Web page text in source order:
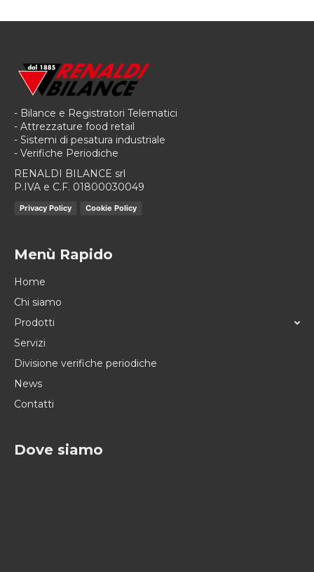
- Bilance e Registratori Telematici
- Attrezzature food retail
- Sistemi di pesatura industriale
- Verifiche Periodiche
RENALDI BILANCE srl
P.IVA e C.F. 01800030049
Privacy Policy Cookie Policy
Menù Rapido
Home
Chi siamo
Prodotti
Servizi
Divisione verifiche periodiche
News
Contatti
Dove siamo